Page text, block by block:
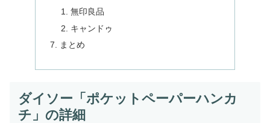
無印良品
キャンドゥ
まとめ
ダイソー「ポケットペーパーハンカ
チ」の詳細